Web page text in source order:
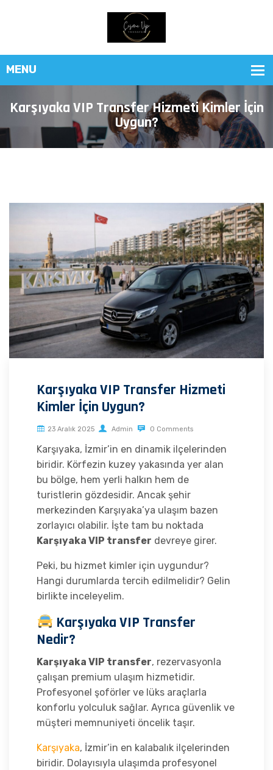
Karşıyaka VIP Transfer Hizmeti Kimler İçin
Uygun?
Karşıyaka VIP Transfer Hizmeti
Kimler İçin Uygun?
23 Aralık 2025 Admin 0 Comments
Karşıyaka, İzmir’in en dinamik ilçelerinden
biridir. Körfezin kuzey yakasında yer alan
bu bölge, hem yerli halkın hem de
turistlerin gözdesidir. Ancak şehir
merkezinden Karşıyaka’ya ulaşım bazen
zorlayıcı olabilir. İşte tam bu noktada
Karşıyaka VIP transfer devreye girer.
Peki, bu hizmet kimler için uygundur?
Hangi durumlarda tercih edilmelidir? Gelin
birlikte inceleyelim.
Karşıyaka VIP Transfer
Nedir?
Karşıyaka VIP transfer, rezervasyonla
çalışan premium ulaşım hizmetidir.
Profesyonel şoförler ve lüks araçlarla
konforlu yolculuk sağlar. Ayrıca güvenlik ve
müşteri memnuniyeti öncelik taşır.
Karşıyaka, İzmir’in en kalabalık ilçelerinden
biridir. Dolayısıyla ulaşımda profesyonel